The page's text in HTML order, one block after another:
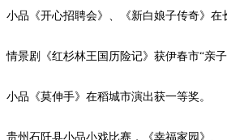
小品《开心招聘会》、《新白娘子传奇》在
情景剧《红杉林王国历险记》获伊春市“亲
小品 《莫伸手》在稻城市演出获一等奖。
贵州石阡县小品小戏比赛，《幸福家园》、